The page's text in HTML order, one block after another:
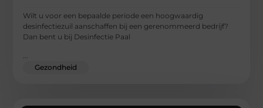
Wilt u voor een bepaalde periode een hoogwaardig
desinfectiezuil aanschaffen bij een gerenommeerd bedrijf?
Dan bent u bij Desinfectie Paal
...
Gezondheid